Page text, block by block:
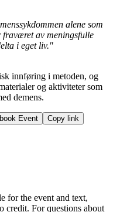
alene som
av meningsfulle
i eget liv."
innføring i metoden, og
og aktiviteter som
demens.
Event
Copy link
for the event and text,
credit. For questions about